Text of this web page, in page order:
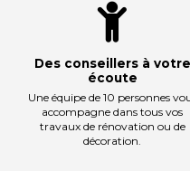
Des conseillers à votre
écoute
Une équipe de 10 personnes
accompagne dans tous vos
travaux de rénovation ou de
décoration.